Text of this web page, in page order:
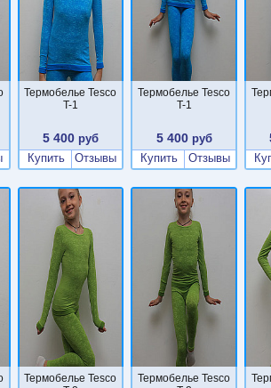
Термобелье Tesco
T-1
5 400 руб
Купить
Отзывы
Термобелье Tesco
T-1
5 400руб
Купить
Отзывы
Термобелье Tesco
Термобелье Tesco